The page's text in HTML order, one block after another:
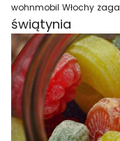
wohnmobil Włochy
świątynia